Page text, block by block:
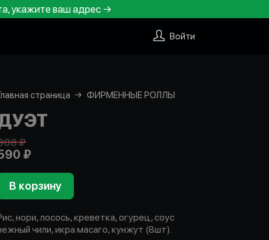
укажите ваш адрес →
Войти
страница ФИРМЕННЫЕ РОЛЛЫ
₽
₽
В корзину
нори, лосось, креветка, огурец, соус
чили, икра масаго, кунжут (8шт).